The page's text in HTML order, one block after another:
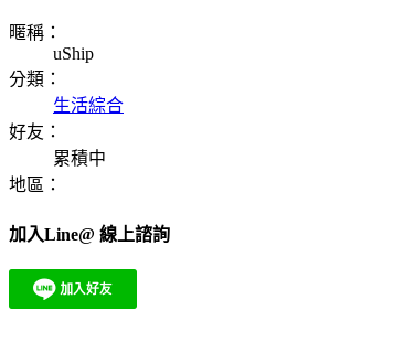
暱稱：
uShip
分類：
生活綜合
好友：
累積中
地區：
加入Line@ 線上諮詢